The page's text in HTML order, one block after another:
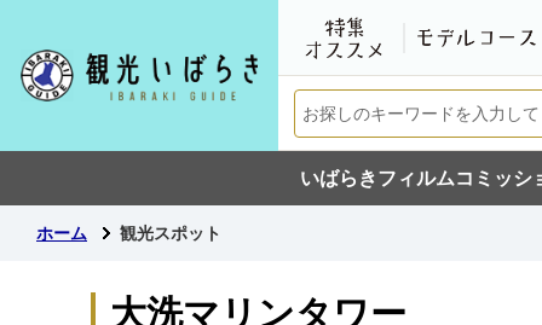
いばらきフィルムコミッシ
ホーム 観光スポット
大洗マリンタワー